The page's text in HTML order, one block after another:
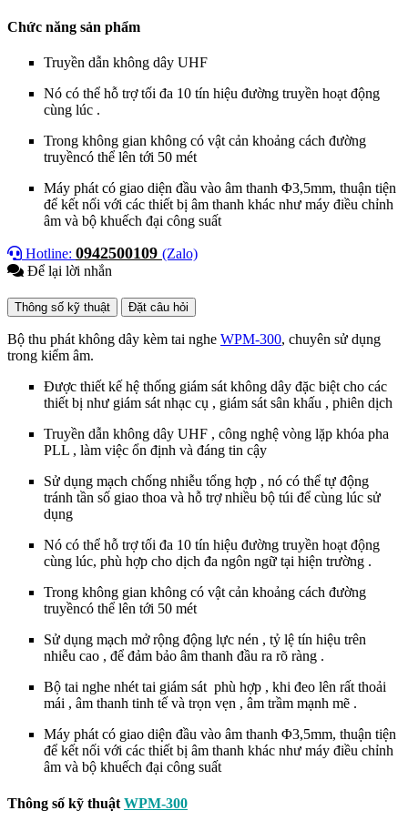
Chức năng sản phẩm
Truyền dẫn không dây UHF
Nó có thể hỗ trợ tối đa 10 tín hiệu đường truyền hoạt động
cùng lúc .
Trong không gian không có vật cản khoảng cách đường
truyềncó thể lên tới 50 mét
Máy phát có giao diện đầu vào âm thanh Φ3,5mm, thuận tiện
để kết nối với các thiết bị âm thanh khác như máy điều chỉnh
âm và bộ khuếch đại công suất
Hotline: 0942500109 (Zalo)
Để lại lời nhắn
Thông số kỹ thuật Đặt câu hỏi
Bộ thu phát không dây kèm tai nghe WPM-300, chuyên sử dụng
trong kiểm âm.
Được thiết kế hệ thống giám sát không dây đặc biệt cho các
thiết bị như giám sát nhạc cụ , giám sát sân khấu , phiên dịch
Truyền dẫn không dây UHF , công nghệ vòng lặp khóa pha
PLL , làm việc ổn định và đáng tin cậy
Sử dụng mạch chống nhiễu tổng hợp , nó có thể tự động
tránh tần số giao thoa và hỗ trợ nhiều bộ túi để cùng lúc sử
dụng
Nó có thể hỗ trợ tối đa 10 tín hiệu đường truyền hoạt động
cùng lúc, phù hợp cho dịch đa ngôn ngữ tại hiện trường .
Trong không gian không có vật cản khoảng cách đường
truyềncó thể lên tới 50 mét
Sử dụng mạch mở rộng động lực nén , tỷ lệ tín hiệu trên
nhiễu cao , để đảm bảo âm thanh đầu ra rõ ràng .
Bộ tai nghe nhét tai giám sát phù hợp , khi đeo lên rất thoải
mái , âm thanh tinh tế và trọn vẹn , âm trầm mạnh mẽ .
Máy phát có giao diện đầu vào âm thanh Φ3,5mm, thuận tiện
để kết nối với các thiết bị âm thanh khác như máy điều chỉnh
âm và bộ khuếch đại công suất
Thông số kỹ thuật WPM-300